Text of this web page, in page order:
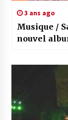
3 ans ago
Musique /
nouvel